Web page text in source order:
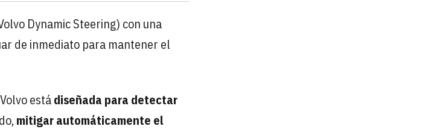
Dynamic Steering) con una
de inmediato para mantener el
estádiseñada para detectar
mitigar automáticamente el